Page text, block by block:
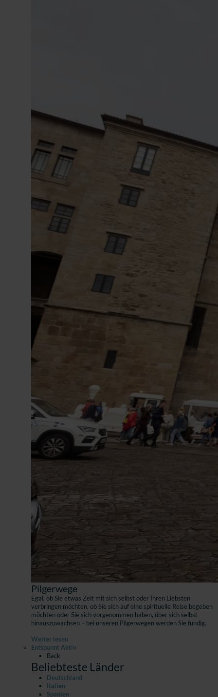
Pilgerwege
Egal, ob Sie etwas Zeit mit sich selbst oder Ihren Liebsten
verbringen möchten, ob Sie sich auf eine spirituelle Reise begeben
möchten oder Sie sich vorgenommen haben, über sich selbst
hinauszuwachsen – bei unseren Pilgerwegen werden Sie fündig.
Weiter lesen
Entspannt Aktiv
Back
Beliebteste Länder
Deutschland
Italien
Spanien